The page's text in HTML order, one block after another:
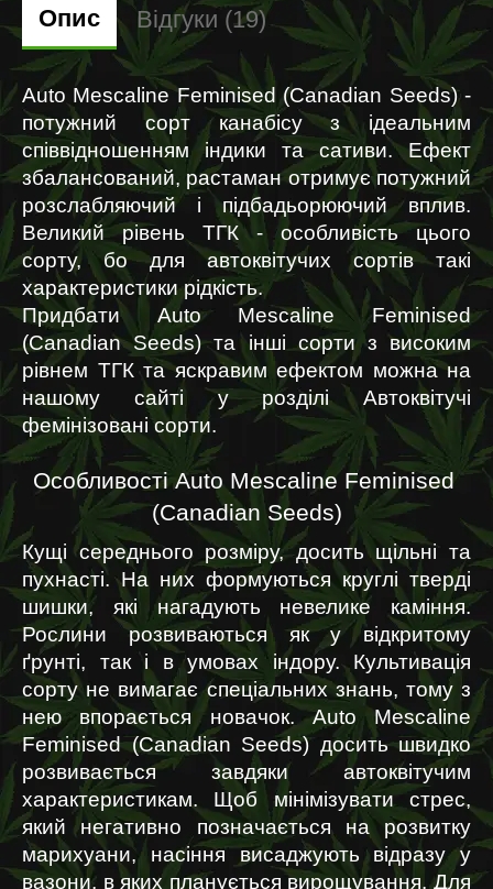
Опис Відгуки (19)
Auto Mescaline Feminised (Canadian Seeds) -
потужний сорт канабісу з ідеальним
співвідношенням індики та сативи. Ефект
збалансований, растаман отримує потужний
розслабляючий і підбадьорюючий вплив.
Великий рівень ТГК - особливість цього
сорту, бо для автоквітучих сортів такі
характеристики рідкість.
Придбати Auto Mescaline Feminised
(Canadian Seeds) та інші сорти з високим
рівнем ТГК та яскравим ефектом можна на
нашому сайті у розділі Автоквітучі
фемінізовані сорти.
Особливості Auto Mescaline Feminised
(Canadian Seeds)
Кущі середнього розміру, досить щільні та
пухнасті. На них формуються круглі тверді
шишки, які нагадують невелике каміння.
Рослини розвиваються як у відкритому
ґрунті, так і в умовах індору. Культивація
сорту не вимагає спеціальних знань, тому з
нею впорається новачок. Auto Mescaline
Feminised (Canadian Seeds) досить швидко
розвивається завдяки автоквітучим
характеристикам. Щоб мінімізувати стрес,
який негативно позначається на розвитку
марихуани, насіння висаджують відразу у
вазони, в яких планується вирощування. Для